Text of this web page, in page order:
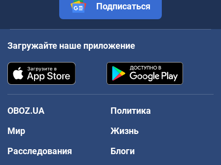
Подписаться
Загружайте наше приложение
OBOZ.UA
Политика
Мир
Жизнь
Расследования
Блоги